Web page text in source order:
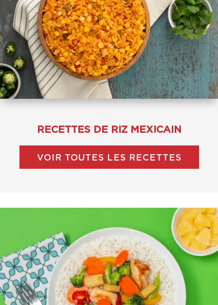
RECETTES DE RIZ MEXICAIN
VOIR TOUTES LES RECETTES